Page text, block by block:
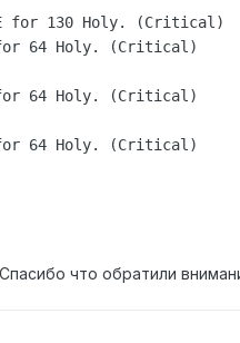
for 130 Holy. (Critical)
for 64 Holy. (Critical)
for 64 Holy. (Critical)
for 64 Holy. (Critical)
что обратили